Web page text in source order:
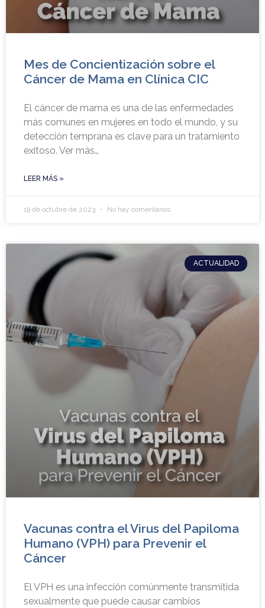
Mes de Concientización sobre el
Cáncer de Mama en Clínica CIC
El cáncer de mama es una de las enfermedades
más comunes en mujeres en todo el mundo, y su
detección temprana es clave para un tratamiento
exitoso. Ver más…
LEER MÁS »
19 de octubre de 2023 No hay comentarios
ACTUALIDAD
Vacunas contra el Virus del Papiloma
Humano (VPH) para Prevenir el
Cáncer
El VPH es una infección comúnmente transmitida
sexualmente que puede causar cambios